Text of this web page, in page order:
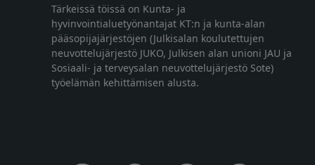
Tärkeissä töissä on Kunta- ja
hyvinvointialuetyönantajat KT:n ja kunta-alan
pääsopijajärjestöjen (Julkisalan koulutettujen
neuvottelujärjestö JUKO, Julkisen alan unioni JAU ja
Sosiaali- ja terveysalan neuvottelujärjestö Sote)
työelämän kehittämisen alusta.